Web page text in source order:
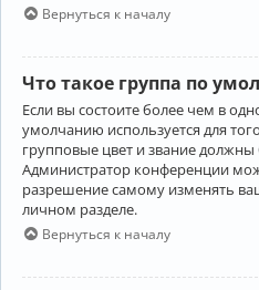
Вернуться к началу
Что такое группа по
Если вы состоите более чем в
умолчанию используется для
групповые цвет и звание
Администратор конференции
разрешение самому изменять
личном разделе.
Вернуться к началу